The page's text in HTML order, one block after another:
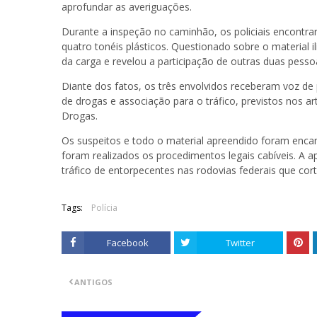
aprofundar as averiguações.
Durante a inspeção no caminhão, os policiais
quatro tonéis plásticos. Questionado sobre o
da carga e revelou a participação de outras duas
Diante dos fatos, os três envolvidos receberam voz
de drogas e associação para o tráfico, previstos nos
Drogas.
Os suspeitos e todo o material apreendido foram
foram realizados os procedimentos legais cabíveis. A
tráfico de entorpecentes nas rodovias federais que
Tags: Polícia
Facebook Twitter
ANTIGOS